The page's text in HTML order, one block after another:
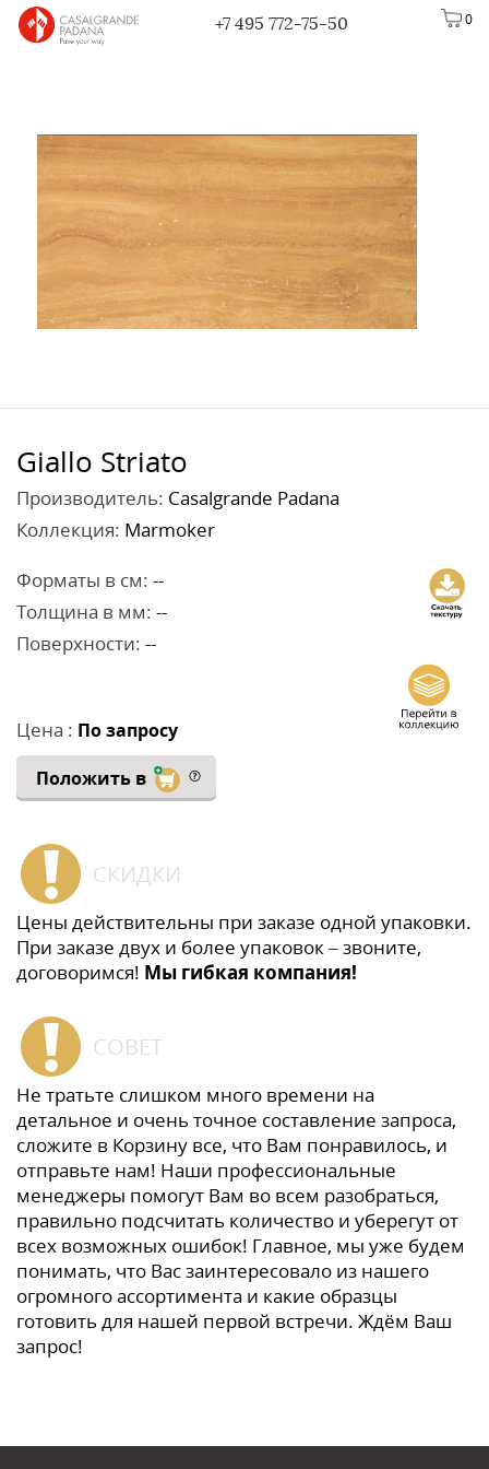
0
+7 495 772-75-50
Giallo Striato
Производитель: Casalgrande Padana
Коллекция: Marmoker
Форматы в см: --
Толщина в мм: --
Поверхности: --
Цена : По запросу
Положить в
СКИДКИ
Цены действительны при заказе одной упаковки.
При заказе двух и более упаковок – звоните,
договоримся! Мы гибкая компания!
СОВЕТ
Не тратьте слишком много времени на
детальное и очень точное составление запроса,
сложите в Корзину все, что Вам понравилось, и
отправьте нам! Наши профессиональные
менеджеры помогут Вам во всем разобраться,
правильно подсчитать количество и уберегут от
всех возможных ошибок! Главное, мы уже будем
понимать, что Вас заинтересовало из нашего
огромного ассортимента и какие образцы
готовить для нашей первой встречи. Ждём Ваш
запрос!